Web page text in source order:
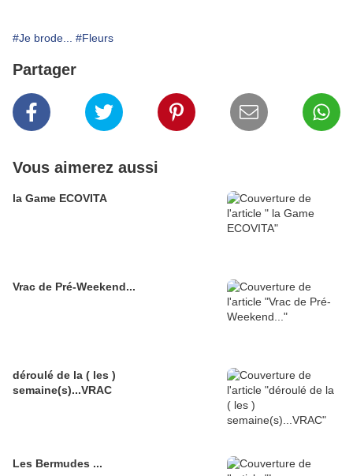
#Je brode... #Fleurs
Partager
Vous aimerez aussi
la Game ECOVITA
Vrac de Pré-Weekend...
déroulé de la ( les )
semaine(s)...VRAC
Les Bermudes ...